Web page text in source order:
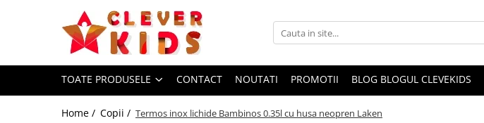
Toate Produsele
Alimentatie
Termosuri pentru alimente
TOATE PRODUSELE CONTACT NOUTATI PROMOTII BLOG BLOGUL CLEVEKIDS
Home / Copii / Termos inox lichide Bambinos 0.35l cu husa neopren Laken